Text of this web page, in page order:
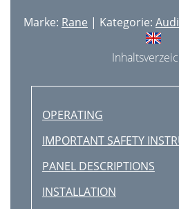
Marke: Rane | Kategorie:
OPERATING
IMPORTANT SAFETY
PANEL DESCRIPTIONS
INSTALLATION